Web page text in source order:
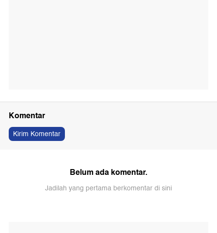
Komentar
Kirim Komentar
Belum ada komentar.
Jadilah yang pertama berkomentar di sini